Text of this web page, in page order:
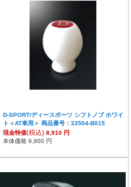
D-SPORT/ディースポーツ シフトノブ ホワイ
ト＜AT車用＞ 商品番号：33504-B015
現金特価(税込) 8,910 円
本体価格 9,900 円